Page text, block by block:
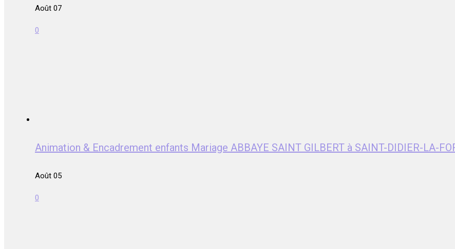
Août 07
0
Animation & Encadrement enfants Mariage ABBAYE SAINT GILBERT à SAINT-DIDIER-LA-
Août 05
0